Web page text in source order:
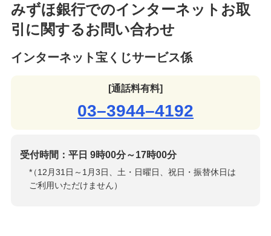
みずほ銀行でのインターネットお取
引に関するお問い合わせ
インターネット宝くじサービス係
[通話料有料]
03–3944–4192
受付時間：平日 9時00分～17時00分
*
（12月31日～1月3日、土・日曜日、祝日・振替休日は
ご利用いただけません）